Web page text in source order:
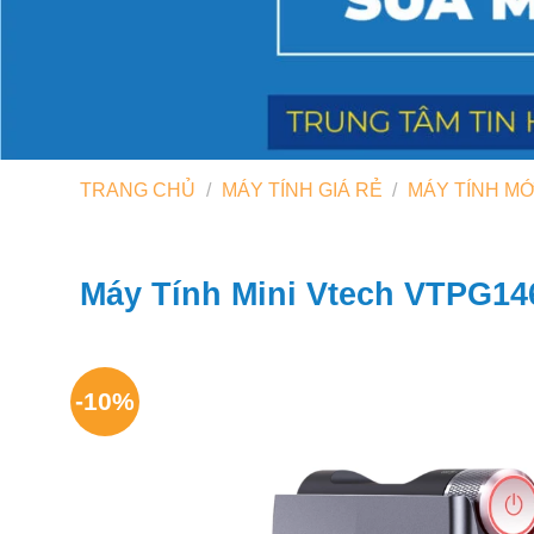
TRANG CHỦ / MÁY TÍNH GIÁ RẺ / MÁY TÍNH
Máy Tính Mini Vtech
-10%